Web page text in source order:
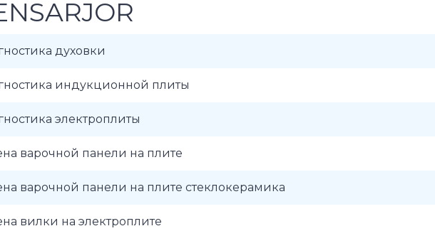
духовки
индукционной плиты
электроплиты
варочной панели на плите
варочной панели на плите стеклокерамика
вилки на электроплите